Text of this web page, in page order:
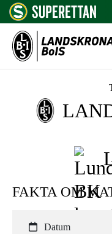
FAKTA OM
Datum